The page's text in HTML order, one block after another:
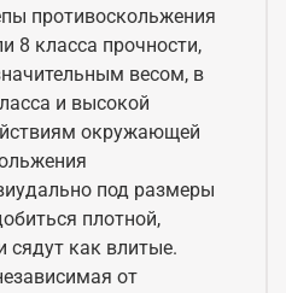
противоскольжения
8 класса прочности,
весом, в
и высокой
окружающей
под размеры
плотной,
сядут как влитые.
от